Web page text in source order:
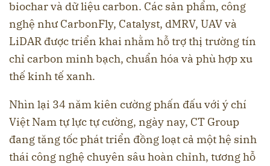
biochar và dữ liệu carbon. Các sản phẩm, công
nghệ như CarbonFly, Catalyst, dMRV, UAV và
LiDAR được triển khai nhằm hỗ trợ thị trường tín
chỉ carbon minh bạch, chuẩn hóa và phù hợp xu
thế kinh tế xanh.
Nhìn lại 34 năm kiên cường phấn đấu với ý chí
Việt Nam tự lực tự cường, ngày nay, CT Group
đang tăng tốc phát triển đồng loạt cả một hệ sinh
thái công nghệ chuyên sâu hoàn chỉnh, tương hỗ